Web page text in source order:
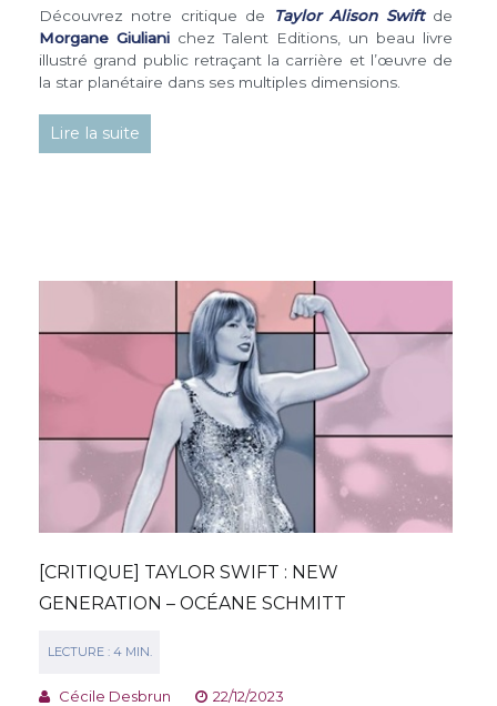
Découvrez notre critique de Taylor Alison Swift de
Morgane Giuliani chez Talent Editions, un beau livre
illustré grand public retraçant la carrière et l’œuvre de
la star planétaire dans ses multiples dimensions.
Lire la suite
[CRITIQUE] TAYLOR SWIFT : NEW
GENERATION – OCÉANE SCHMITT
Cécile Desbrun
22/12/2023